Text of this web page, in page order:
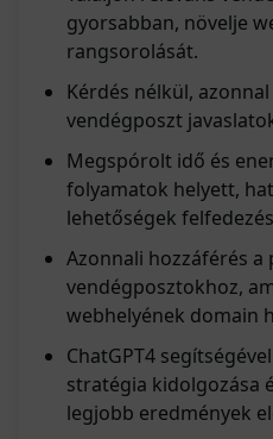
gyorsabban, növelje
rangsorolását.
Kérdés nélkül,
vendégposzt
Megspórolt idő és
folyamatok helyett,
lehetőségek
Azonnali hozzáférés a
vendégposztokhoz,
webhelyének domain
ChatGPT4
stratégia kidolgozása
legjobb eredmények